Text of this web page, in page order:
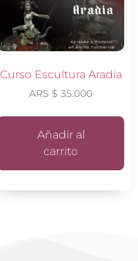
Curso Escultura Aradia
ARS $ 35.000
Añadir al
carrito